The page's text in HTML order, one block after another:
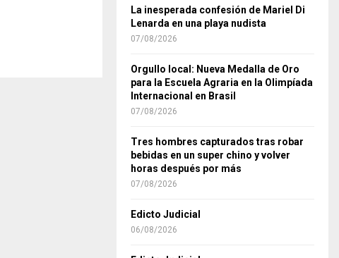
La inesperada confesión de Mariel Di
Lenarda en una playa nudista
07/08/2026
Orgullo local: Nueva Medalla de Oro
para la Escuela Agraria en la Olimpíada
Internacional en Brasil
07/08/2026
Tres hombres capturados tras robar
bebidas en un super chino y volver
horas después por más
07/08/2026
Edicto Judicial
06/08/2026